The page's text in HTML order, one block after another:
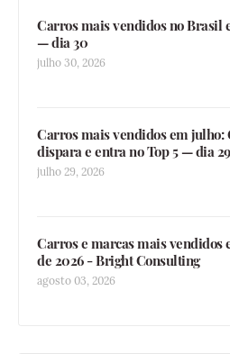
Carros mais vendidos no Brasil
— dia 30
julho 30, 2026
Carros mais vendidos em julho:
dispara e entra no Top 5 — dia 29
julho 29, 2026
Carros e marcas mais vendidos
de 2026 - Bright Consulting
agosto 03, 2026